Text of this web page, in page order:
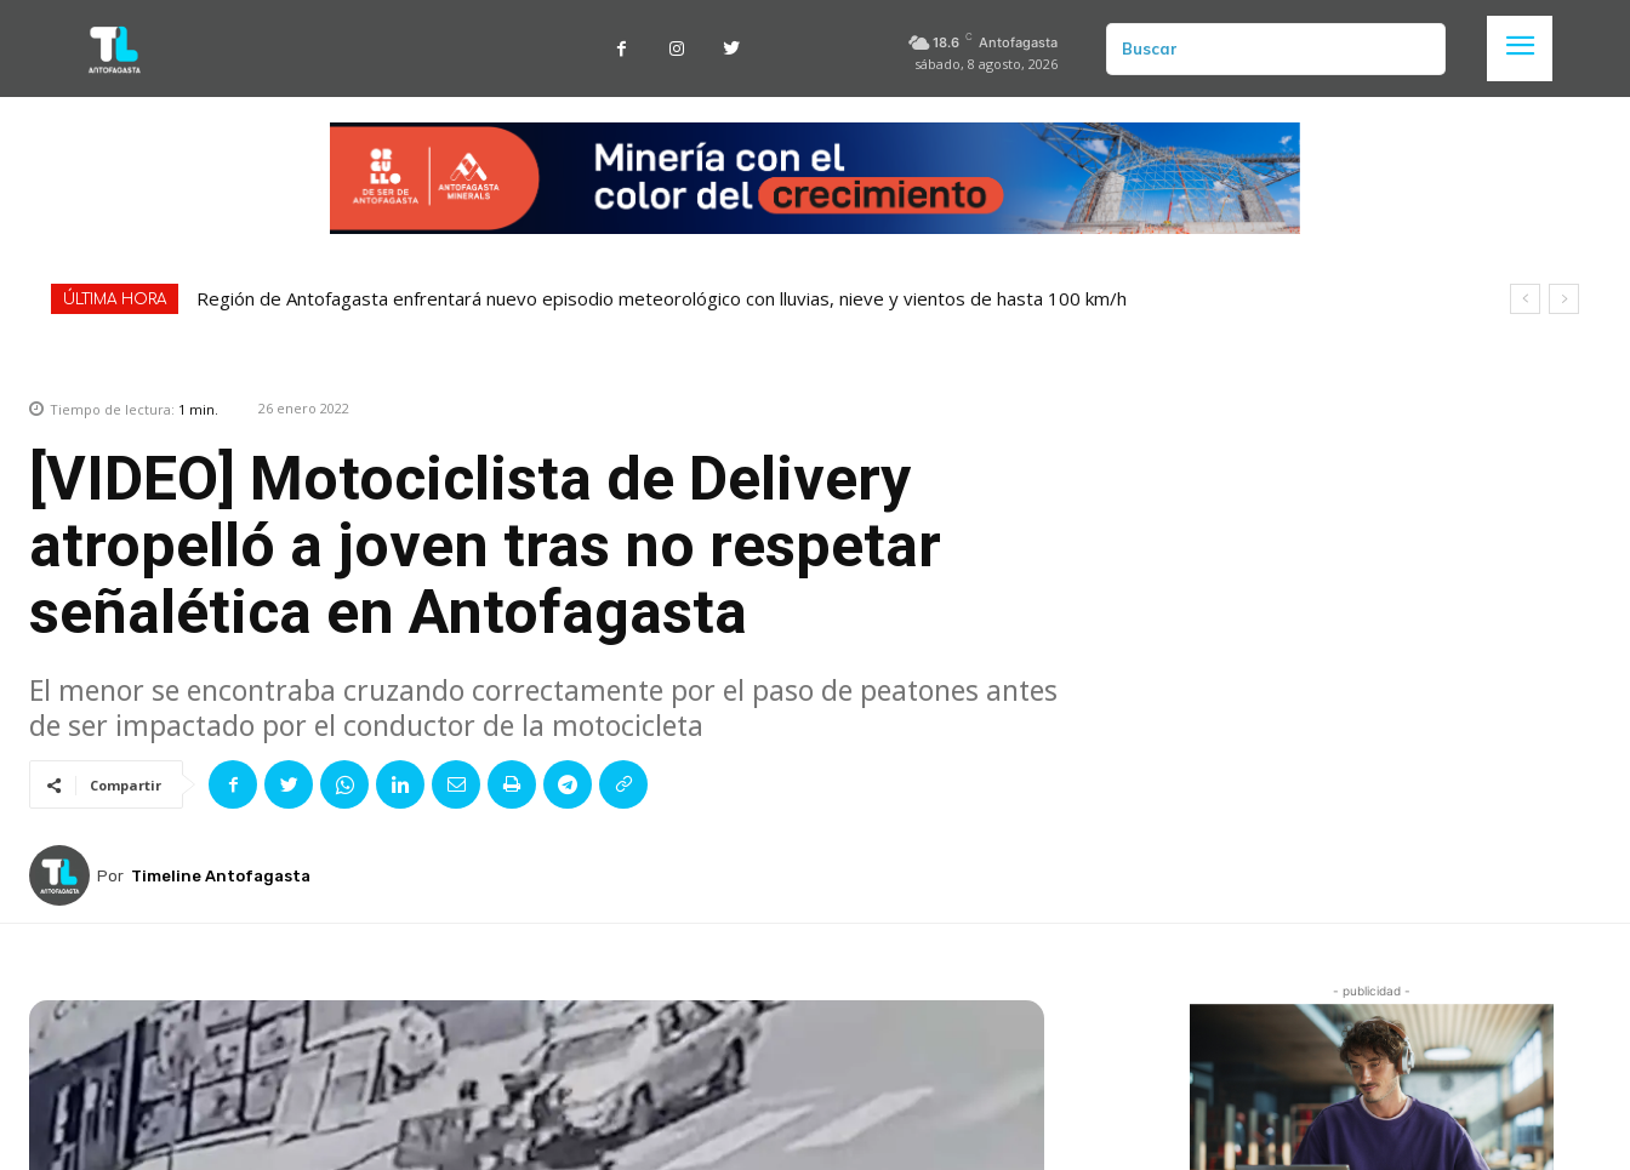
18.6 C Antofagasta
sábado, 8 agosto, 2026
Buscar
ÚLTIMA HORA Región de Antofagasta enfrentará nuevo episodio meteorológico con lluvias, nieve y vientos de hasta 100 km/h
Tiempo de lectura: 1 min. 26 enero 2022
[VIDEO] Motociclista de Delivery
atropelló a joven tras no respetar
señalética en Antofagasta
El menor se encontraba cruzando correctamente por el paso de peatones antes
de ser impactado por el conductor de la motocicleta
Compartir
Por Timeline Antofagasta
- publicidad -